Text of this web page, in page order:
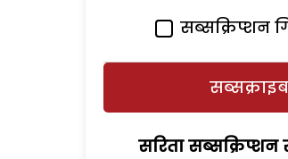
सब्सक्रिप्शन
सरिता